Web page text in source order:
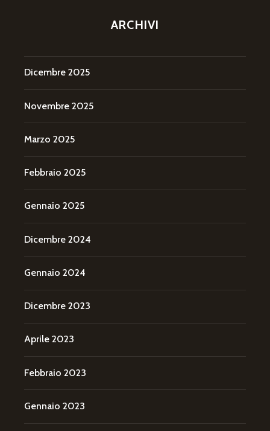
ARCHIVI
Dicembre 2025
Novembre 2025
Marzo 2025
Febbraio 2025
Gennaio 2025
Dicembre 2024
Gennaio 2024
Dicembre 2023
Aprile 2023
Febbraio 2023
Gennaio 2023